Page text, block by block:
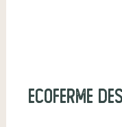
Ecoferme